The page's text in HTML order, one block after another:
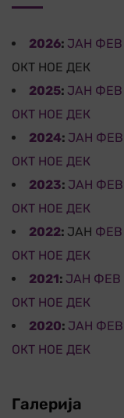
2026: ЈАН ФЕВ
ОКТ НОЕ ДЕК
2025: ЈАН ФЕВ
ОКТ НОЕ ДЕК
2024: ЈАН ФЕВ
ОКТ НОЕ ДЕК
2023: ЈАН ФЕВ
ОКТ НОЕ ДЕК
2022: ЈАН ФЕВ
ОКТ НОЕ ДЕК
2021: ЈАН ФЕВ
ОКТ НОЕ ДЕК
2020: ЈАН ФЕВ
ОКТ НОЕ ДЕК
Галерија